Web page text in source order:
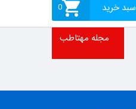
سبد خرید 0
مجله مهتاطب